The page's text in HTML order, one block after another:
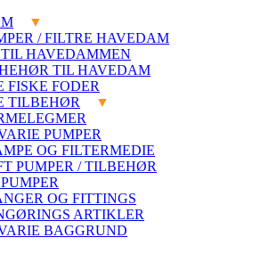
/ FILTRE HAVEDAM
HAVEDAMMEN
TIL HAVEDAM
FISKE FODER
TILBEHØR
PUMPER
OG FILTERMEDIE
PUMPER / TILBEHØR
OG FITTINGS
ARTIKLER
BAGGRUND